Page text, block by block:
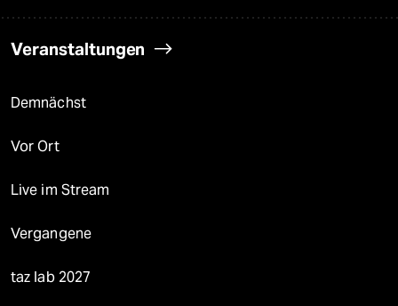
Veranstaltungen
Demnächst
Vor Ort
Live im Stream
Vergangene
taz lab 2027